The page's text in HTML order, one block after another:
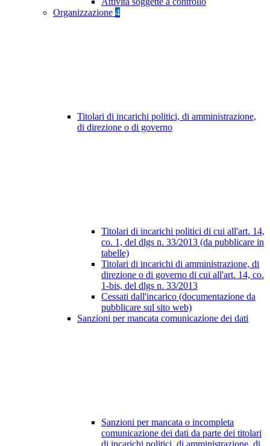
Organizzazione 4
Titolari di incarichi politici, di amministrazione,
di direzione o di governo
Titolari di incarichi politici di cui all'art. 14,
co. 1, del dlgs n. 33/2013 (da pubblicare in
tabelle)
Titolari di incarichi di amministrazione, di
direzione o di governo di cui all'art. 14, co.
1-bis, del dlgs n. 33/2013
Cessati dall'incarico (documentazione da
pubblicare sul sito web)
Sanzioni per mancata comunicazione dei dati
Sanzioni per mancata o incompleta
comunicazione dei dati da parte dei titolari